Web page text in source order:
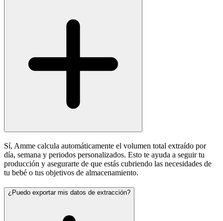
Sí, Amme calcula automáticamente el volumen total extraído por
día, semana y periodos personalizados. Esto te ayuda a seguir tu
producción y asegurarte de que estás cubriendo las necesidades de
tu bebé o tus objetivos de almacenamiento.
¿Puedo exportar mis datos de extracción?